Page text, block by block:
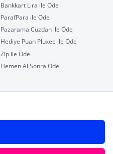
Bankkart Lira ile Öde
ParafPara ile Öde
Pazarama Cüzdan ile Öde
Hediye Puan Pluxee ile Öde
Zip ile Öde
Hemen Al Sonra Öde